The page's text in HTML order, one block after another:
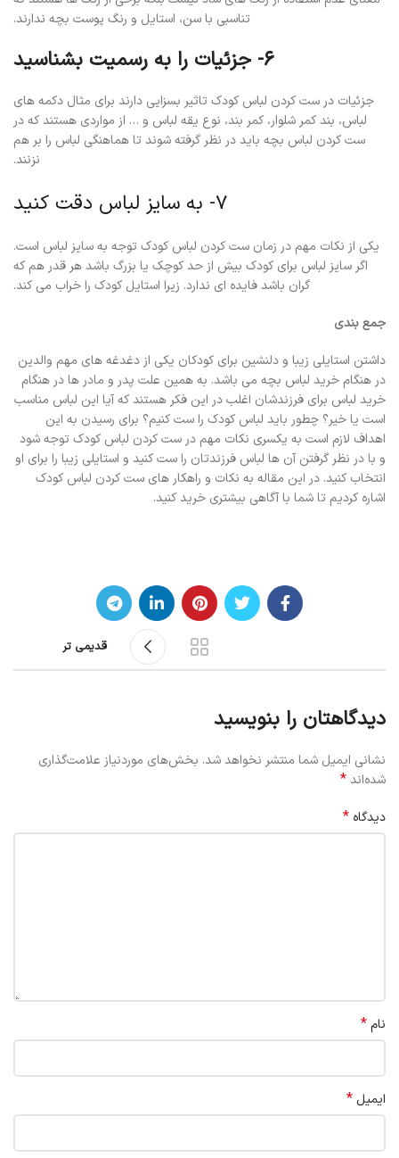
تناسبی با سن، استایل و رنگ پوست بچه ندارند.
6- جزئیات را به رسمیت بشناسید
جزئیات در ست کردن لباس کودک تاثیر بسزایی دارند برای مثال دکمه های
لباس، بند کمر شلوار، کمر بند، نوع یقه لباس و … از مواردی هستند که در
ست کردن لباس بچه باید در نظر گرفته شوند تا هماهنگی لباس را بر هم
نزنند.
7- به سایز لباس دقت کنید
یکی از نکات مهم در زمان ست کردن لباس کودک توجه به سایز لباس است.
اگر سایز لباس برای کودک بیش از حد کوچک یا بزرگ باشد هر قدر هم که
گران باشد فایده ای ندارد. زیرا استایل کودک را خراب می کند.
جمع بندی
داشتن استایلی زیبا و دلنشین برای کودکان یکی از دغدغه های مهم والدین
در هنگام خرید لباس بچه می باشد. به همین علت پدر و مادر ها در هنگام
خرید لباس برای فرزندشان اغلب در این فکر هستند که آیا این لباس مناسب
است یا خیر؟ چطور باید لباس کودک را ست کنیم؟ برای رسیدن به این
اهداف لازم است به یکسری نکات مهم در ست کردن لباس کودک توجه شود
و با در نظر گرفتن آن ها لباس فرزندتان را ست کنید و استایلی زیبا را برای او
انتخاب کنید. در این مقاله به نکات و راهکار های ست کردن لباس کودک
اشاره کردیم تا شما با آگاهی بیشتری خرید کنید.
قدیمی تر
دیدگاهتان را بنویسید
نشانی ایمیل شما منتشر نخواهد شد. بخش‌های موردنیاز علامت‌گذاری
شده‌اند*
دیدگاه *
نام*
ایمیل*